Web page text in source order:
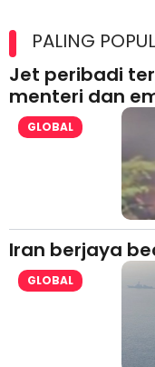
lesen separuh pertama
PALING
Jet peribadi
menteri dan
GLOBAL
Iran berjaya
GLOBAL